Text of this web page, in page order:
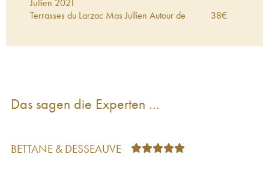
Jullien 2021
Terrasses du Larzac Mas Jullien Autour de
38€
Terrasses du Larzac Mas Jullien Les Etats d'Ame
du Mas Jullien Olivier Jullien
Terrasses du Larzac Mas Jullien Les derniers
états d'âme Olivier Jullien
2021
Das sagen die Experten …
BETTANE & DESSEAUVE